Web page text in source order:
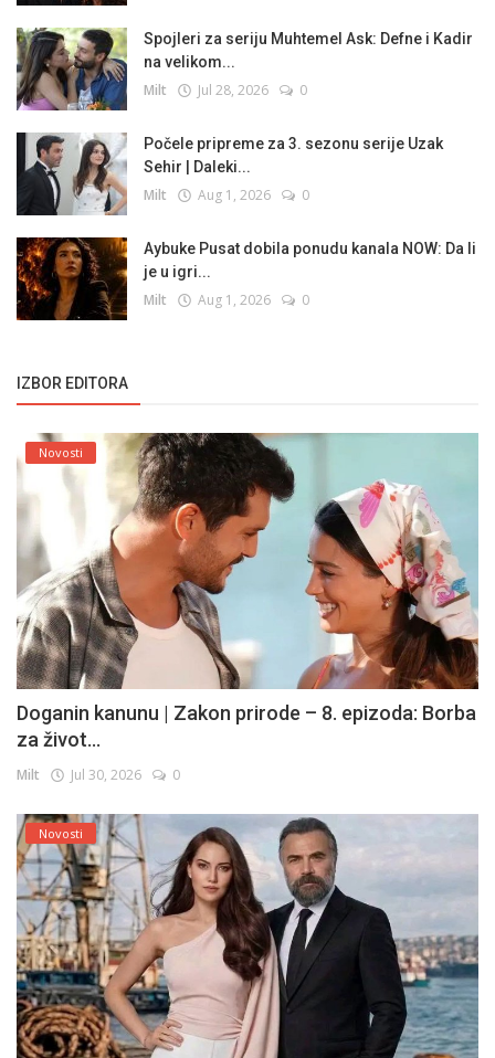
Spojleri za seriju Muhtemel Ask: Defne i Kadir
na velikom...
Milt Jul 28, 2026 0
Počele pripreme za 3. sezonu serije Uzak
Sehir | Daleki...
Milt Aug 1, 2026 0
Aybuke Pusat dobila ponudu kanala NOW: Da li
je u igri...
Milt Aug 1, 2026 0
IZBOR EDITORA
Novosti
Doganin kanunu | Zakon prirode – 8. epizoda: Borba
za život...
Milt Jul 30, 2026 0
Novosti